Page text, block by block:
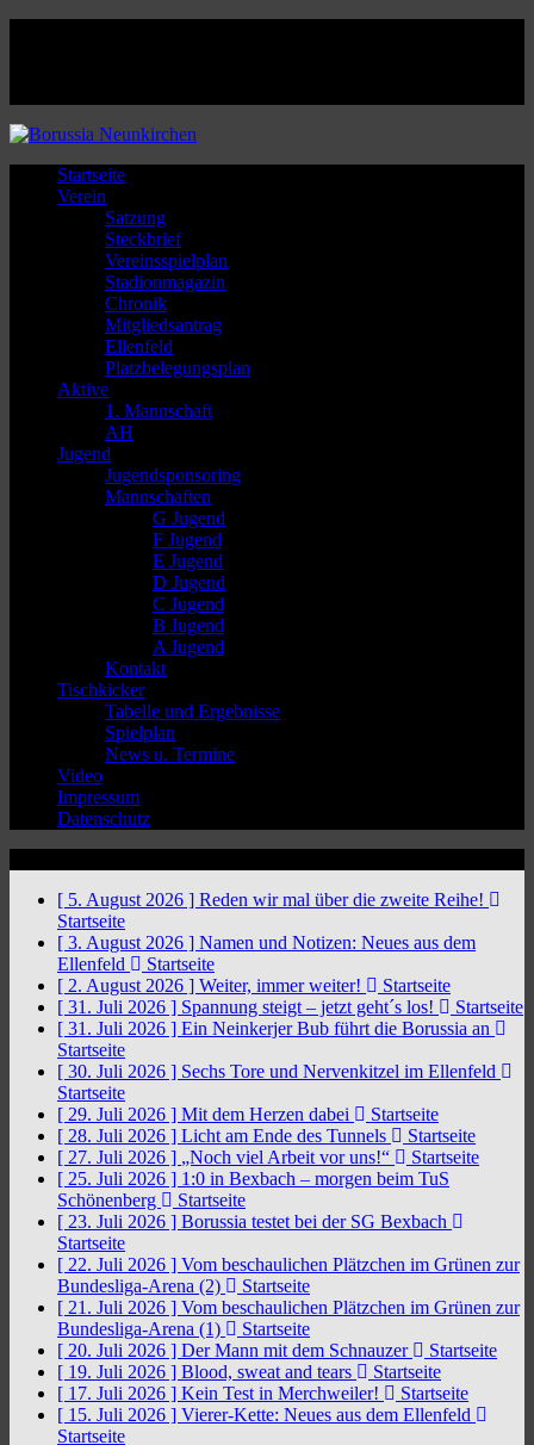
Startseite
Verein
Satzung
Steckbrief
Vereinsspielplan
Stadionmagazin
Chronik
Mitgliedsantrag
Ellenfeld
Platzbelegungsplan
Aktive
1. Mannschaft
AH
Jugend
Jugendsponsoring
Mannschaften
G Jugend
F Jugend
E Jugend
D Jugend
C Jugend
B Jugend
A Jugend
Kontakt
Tischkicker
Tabelle und Ergebnisse
Spielplan
News u. Termine
Video
Impressum
Datenschutz
[ 5. August 2026 ] Reden wir mal über die zweite Reihe!
Startseite
[ 3. August 2026 ] Namen und Notizen: Neues aus dem
Ellenfeld
Startseite
[ 2. August 2026 ] Weiter, immer weiter!
Startseite
[ 31. Juli 2026 ] Spannung steigt – jetzt geht´s los!
Startseite
[ 31. Juli 2026 ] Ein Neinkerjer Bub führt die Borussia an
Startseite
[ 30. Juli 2026 ] Sechs Tore und Nervenkitzel im Ellenfeld
Startseite
[ 29. Juli 2026 ] Mit dem Herzen dabei
Startseite
[ 28. Juli 2026 ] Licht am Ende des Tunnels
Startseite
[ 27. Juli 2026 ] „Noch viel Arbeit vor uns!“
Startseite
[ 25. Juli 2026 ] 1:0 in Bexbach – morgen beim TuS
Schönenberg
Startseite
[ 23. Juli 2026 ] Borussia testet bei der SG Bexbach
Startseite
[ 22. Juli 2026 ] Vom beschaulichen Plätzchen im Grünen zur
Bundesliga-Arena (2)
Startseite
[ 21. Juli 2026 ] Vom beschaulichen Plätzchen im Grünen zur
Bundesliga-Arena (1)
Startseite
[ 20. Juli 2026 ] Der Mann mit dem Schnauzer
Startseite
[ 19. Juli 2026 ] Blood, sweat and tears
Startseite
[ 17. Juli 2026 ] Kein Test in Merchweiler!
Startseite
[ 15. Juli 2026 ] Vierer-Kette: Neues aus dem Ellenfeld
Startseite